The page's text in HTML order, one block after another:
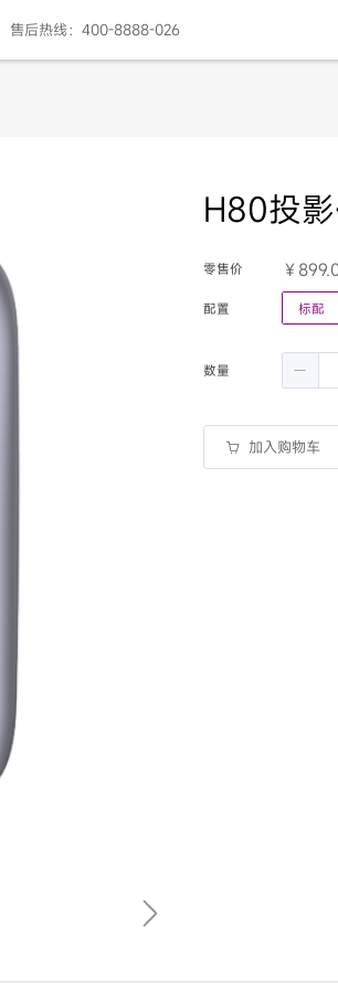
售后热线：400-8888-026
H80投
零售价
配置 标配
数量
加入购物车